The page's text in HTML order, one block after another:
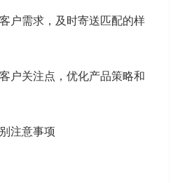
户需求，及时寄送匹配的样
户关注点，优化产品策略和
注意事项